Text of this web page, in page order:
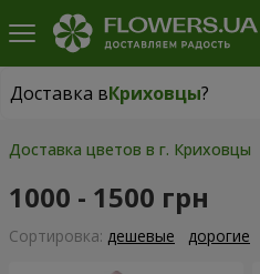
Доставка вКриховцы?
Доставка вКриховцы|
Доставка цветов в г. Криховцы
1000 - 1500 грн
Cортировка: дешевые дорогие